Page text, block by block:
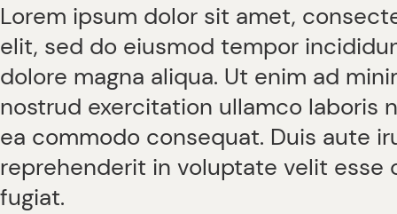
Lorem ipsum dolor sit amet,
elit, sed do eiusmod tempor
dolore magna aliqua. Ut enim ad
nostrud exercitation ullamco laboris
ea commodo consequat. Duis aute
reprehenderit in voluptate velit esse
fugiat.